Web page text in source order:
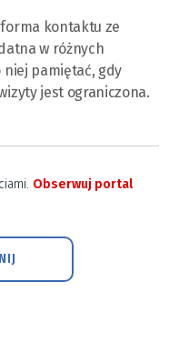
kontaktu ze
w różnych
niej pamiętać, gdy
jest ograniczona.
Obserwuj portal